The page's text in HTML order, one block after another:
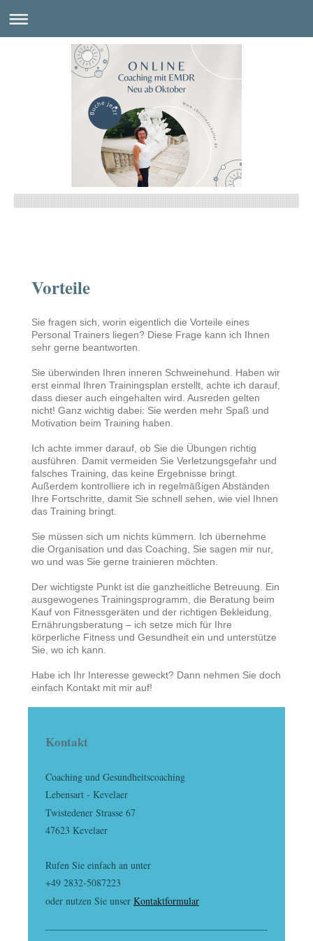
und ich freue mich, sie auf meiner Seite begrüßen zu dürfen.
Vorteile
Sie fragen sich, worin eigentlich die Vorteile eines
Personal Trainers liegen? Diese Frage kann ich Ihnen
sehr gerne beantworten.
Sie überwinden Ihren inneren Schweinehund. Haben wir
erst einmal Ihren Trainingsplan erstellt, achte ich darauf,
dass dieser auch eingehalten wird. Ausreden gelten
nicht! Ganz wichtig dabei: Sie werden mehr Spaß und
Motivation beim Training haben.
Ich achte immer darauf, ob Sie die Übungen richtig
ausführen. Damit vermeiden Sie Verletzungsgefahr und
falsches Training, das keine Ergebnisse bringt.
Außerdem kontrolliere ich in regelmäßigen Abständen
Ihre Fortschritte, damit Sie schnell sehen, wie viel Ihnen
das Training bringt.
Sie müssen sich um nichts kümmern. Ich übernehme
die Organisation und das Coaching, Sie sagen mir nur,
wo und was Sie gerne trainieren möchten.
Der wichtigste Punkt ist die ganzheitliche Betreuung. Ein
ausgewogenes Trainingsprogramm, die Beratung beim
Kauf von Fitnessgeräten und der richtigen Bekleidung,
Ernährungsberatung – ich setze mich für Ihre
körperliche Fitness und Gesundheit ein und unterstütze
Sie, wo ich kann.
Habe ich Ihr Interesse geweckt? Dann nehmen Sie doch
einfach Kontakt mit mir auf!
Kontakt
Coaching und Gesundheitscoaching
Lebensart - Kevelaer
Twistedener Strasse 67
47623 Kevelaer
Rufen Sie einfach an unter
+49 2832-5087223
oder nutzen Sie unser Kontaktformular